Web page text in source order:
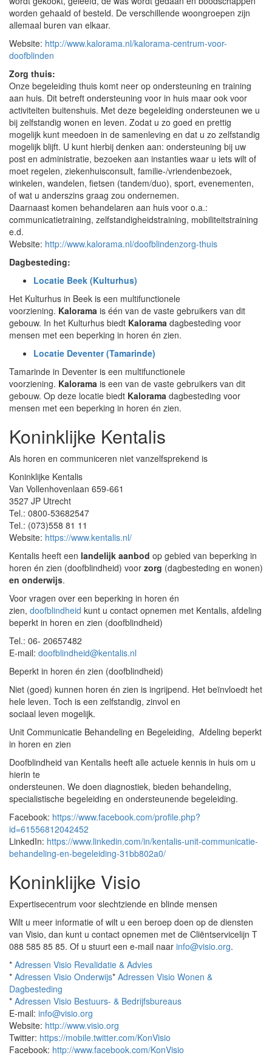
worden gehaald of besteld. De verschillende woongroepen zijn
allemaal buren van elkaar.
Website: http://www.kalorama.nl/kalorama-centrum-voor-
doofblinden
Zorg thuis:
Onze begeleiding thuis komt neer op ondersteuning en training
aan huis. Dit betreft ondersteuning voor in huis maar ook voor
activiteiten buitenshuis. Met deze begeleiding ondersteunen we u
bij zelfstandig wonen en leven. Zodat u zo goed en prettig
mogelijk kunt meedoen in de samenleving en dat u zo zelfstandig
mogelijk blijft. U kunt hierbij denken aan: ondersteuning bij uw
post en administratie, bezoeken aan instanties waar u iets wilt of
moet regelen, ziekenhuisconsult, familie-/vriendenbezoek,
winkelen, wandelen, fietsen (tandem/duo), sport, evenementen,
of wat u anderszins graag zou ondernemen.
Daarnaast komen behandelaren aan huis voor o.a.:
communicatietraining, zelfstandigheidstraining, mobiliteitstraining
e.d.
Website: http://www.kalorama.nl/doofblindenzorg-thuis
Dagbesteding:
Locatie Beek (Kulturhus)
Het Kulturhus in Beek is een multifunctionele
voorziening. Kalorama is één van de vaste gebruikers van dit
gebouw. In het Kulturhus biedt Kalorama dagbesteding voor
mensen met een beperking in horen én zien.
Locatie Deventer (Tamarinde)
Tamarinde in Deventer is een multifunctionele
voorziening. Kalorama is een van de vaste gebruikers van dit
gebouw. Op deze locatie biedt Kalorama dagbesteding voor
mensen met een beperking in horen én zien.
Koninklijke Kentalis
Als horen en communiceren niet vanzelfsprekend is
Koninklijke Kentalis
Van Vollenhovenlaan 659-661
3527 JP Utrecht
Tel.: 0800-53682547
Tel.: (073)558 81 11
Website: https://www.kentalis.nl/
Kentalis heeft een landelijk aanbod op gebied van beperking in
horen én zien (doofblindheid) voor zorg (dagbesteding en wonen)
en onderwijs.
Voor vragen over een beperking in horen én
zien, doofblindheid kunt u contact opnemen met Kentalis, afdeling
beperkt in horen en zien (doofblindheid)
Tel.: 06- 20657482
E-mail: doofblindheid@kentalis.nl
Beperkt in horen én zien (doofblindheid)
Niet (goed) kunnen horen én zien is ingrijpend. Het beïnvloedt het
hele leven. Toch is een zelfstandig, zinvol en
sociaal leven mogelijk.
Unit Communicatie Behandeling en Begeleiding, Afdeling beperkt
in horen en zien
Doofblindheid van Kentalis heeft alle actuele kennis in huis om u
hierin te
ondersteunen. We doen diagnostiek, bieden behandeling,
specialistische begeleiding en ondersteunende begeleiding.
Facebook: https://www.facebook.com/profile.php?
id=61556812042452
LinkedIn: https://www.linkedin.com/in/kentalis-unit-communicatie-
behandeling-en-begeleiding-31bb802a0/
Koninklijke Visio
Expertisecentrum voor slechtziende en blinde mensen
Wilt u meer informatie of wilt u een beroep doen op de diensten
van Visio, dan kunt u contact opnemen met de Cliëntservicelijn T
088 585 85 85. Of u stuurt een e-mail naar info@visio.org.
* Adressen Visio Revalidatie & Advies
* Adressen Visio Onderwijs* Adressen Visio Wonen &
Dagbesteding
* Adressen Visio Bestuurs- & Bedrijfsbureaus
E-mail: info@visio.org
Website: http://www.visio.org
Twitter: https://mobile.twitter.com/KonVisio
Facebook: http://www.facebook.com/KonVisio